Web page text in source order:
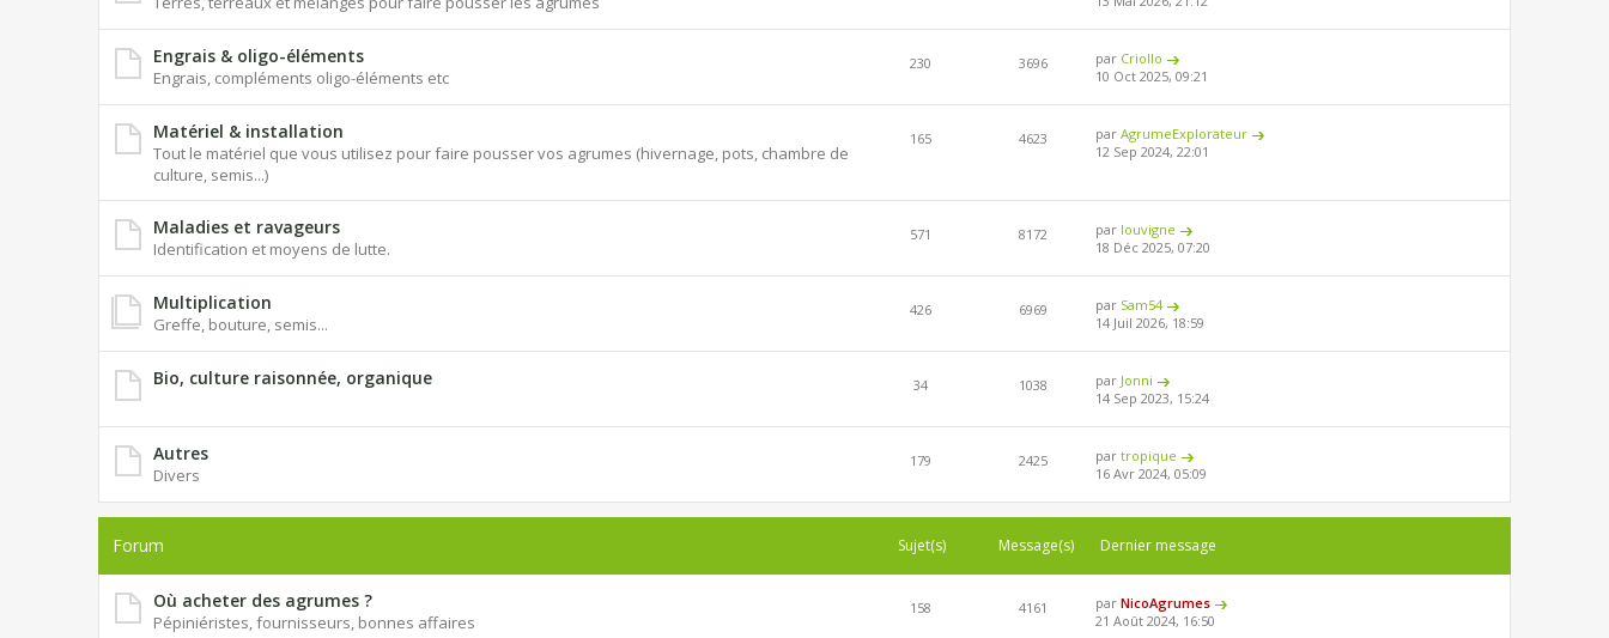
Engrais & oligo-éléments
Engrais, compléments oligo-éléments etc
230 3696 par Criollo
10 Oct 2025, 09:21
Matériel & installation
Tout le matériel que vous utilisez pour faire pousser vos agrumes (hivernage, pots, chambre de
culture, semis...)
165 4623 parAgrumeExplorateur
12 Sep 2024, 22:01
Maladies et ravageurs
Identification et moyens de lutte.
571 8172 par louvigne
18 Déc 2025, 07:20
Multiplication
Greffe, bouture, semis...
426 6969 par Sam54
14 Juil 2026, 18:59
Bio, culture raisonnée, organique 34 1038 par Jonni
14 Sep 2023, 15:24
Autres
Divers
179 2425 partropique
16 Avr 2024, 05:09
Forum Sujet(s) Message(s) Dernier message
Où acheter des agrumes ?
Pépiniéristes, fournisseurs, bonnes affaires
158 4161 parNicoAgrumes
21 Août 2024, 16:50